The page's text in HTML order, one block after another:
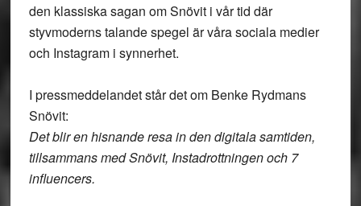
den klassiska sagan om Snövit i vår tid där
styvmoderns talande spegel är våra sociala medier
och Instagram i synnerhet.
I pressmeddelandet står det om Benke Rydmans
Snövit:
Det blir en hisnande resa in den digitala samtiden,
tillsammans med Snövit, Instadrottningen och 7
influencers.